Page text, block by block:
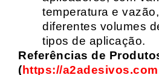
temperatura e
diferentes volumes
tipos de aplicação.
Referências de
(https://